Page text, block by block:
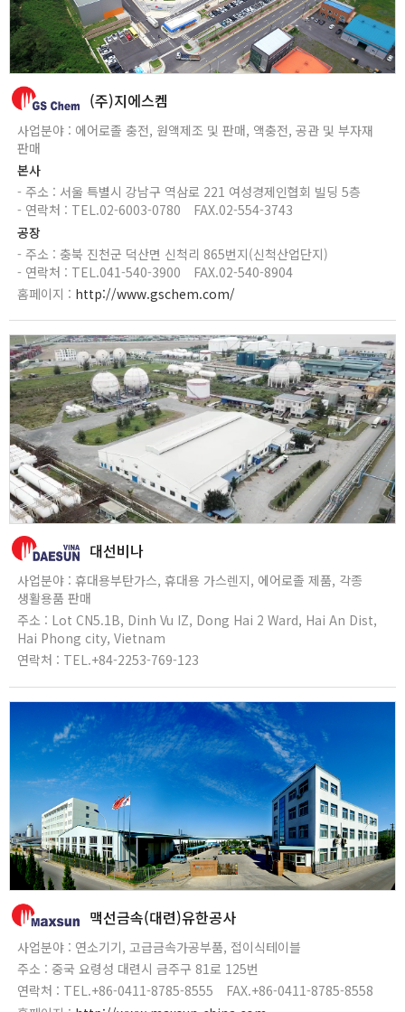
(주)지에스켐
사업분야 : 에어로졸 충전, 원액제조 및 판매, 액충전, 공관 및 부자재
판매
본사
- 주소 : 서울 특별시 강남구 역삼로 221 여성경제인협회 빌딩 5층
- 연락처 : TEL.02-6003-0780
FAX.02-554-3743
공장
- 주소 : 충북 진천군 덕산면 신척리 865번지(신척산업단지)
- 연락처 : TEL.041-540-3900
FAX.02-540-8904
홈페이지 : http://www.gschem.com/
대선비나
사업분야 : 휴대용부탄가스, 휴대용 가스렌지, 에어로졸 제품, 각종
생활용품 판매
주소 : Lot CN5.1B, Dinh Vu IZ, Dong Hai 2 Ward, Hai An Dist,
Hai Phong city, Vietnam
연락처 : TEL.+84-2253-769-123
맥선금속(대련)유한공사
사업분야 : 연소기기, 고급금속가공부품, 접이식테이블
주소 : 중국 요령성 대련시 금주구 81로 125번
연락처 : TEL.+86-0411-8785-8555
FAX.+86-0411-8785-8558